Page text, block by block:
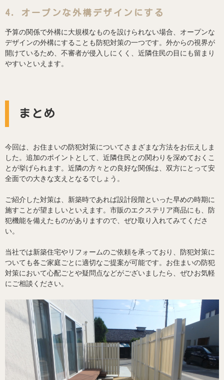
4．オープンな外構デザインにする
予算の関係で外構に大規模なものを設けられない場合、オープンな
デザインの外構にすることも防犯対策の一つです。外からの視界が
開けているため、不審者が侵入しにくく、近隣住民の目にも留まり
やすいといえます。
まとめ
今回は、お住まいの防犯対策についてさまざまな方法をお伝えしま
した。追加のポイントとして、近隣住民との関わりを深めておくこ
とが挙げられます。近隣の方々との良好な関係は、双方にとって安
全面での大きな支えとなるでしょう。
ご紹介した対策は、新築時であれば設計段階といった早めの時期に
施すことが望ましいといえます。市販のエクステリア商品にも、防
犯機能を備えたものがありますので、ぜひ取り入れてみてくださ
い。
当社では新築住宅やリフォームのご依頼を承っており、防犯対策に
ついても各ご家庭ごとに適切なご提案が可能です。お住まいの防犯
対策において心配ごとや疑問点などがございましたら、ぜひお気軽
にご相談ください。